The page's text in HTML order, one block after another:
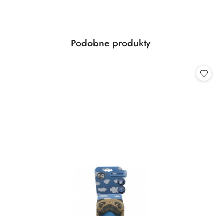
Pomiń karuzelę produktów
Produkty
Podobne produkty